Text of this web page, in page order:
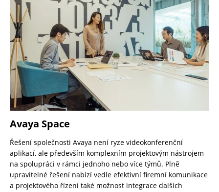
Avaya Space
Řešení společnosti Avaya není ryze videokonferenční
aplikací, ale především komplexním projektovým nástrojem
na spolupráci v rámci jednoho nebo více týmů. Plně
upravitelné řešení nabízí vedle efektivní firemní komunikace
a projektového řízení také možnost integrace dalších